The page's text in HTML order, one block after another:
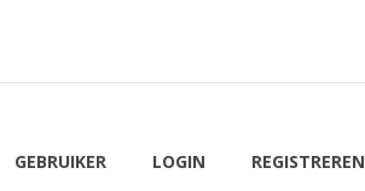
GEBRUIKER LOGIN REGISTREREN